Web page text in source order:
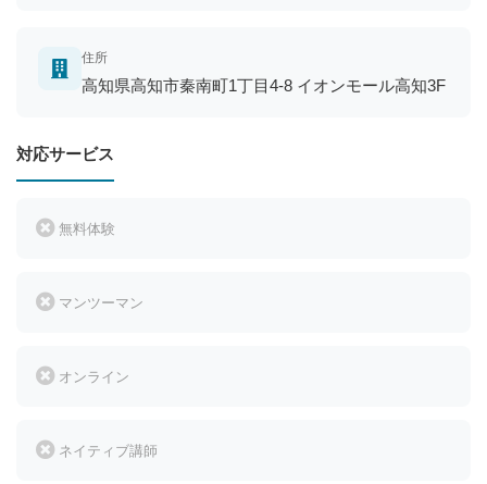
住所
高知県高知市秦南町1丁目4-8 イオンモール高知3F
対応サービス
無料体験
マンツーマン
オンライン
ネイティブ講師